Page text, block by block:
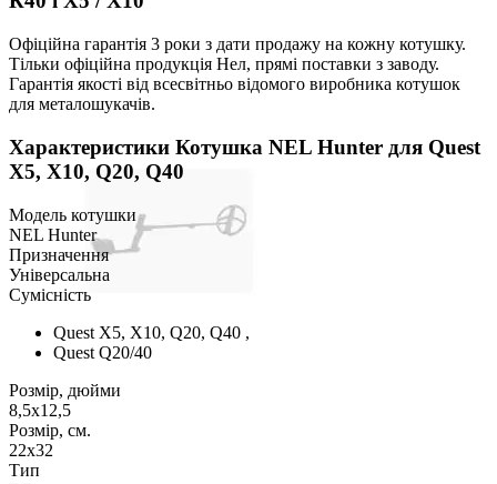
Офіційна гарантія 3 роки з дати продажу на кожну котушку.
Тільки офіційна продукція Нел, прямі поставки з заводу.
Гарантія якості від всесвітньо відомого виробника котушок
для металошукачів.
Характеристики Котушка NEL Hunter для Quest
Х5, Х10, Q20, Q40
Модель котушки
NEL Hunter
Призначення
Універсальна
Сумісність
Quest X5, X10, Q20, Q40 ,
Quest Q20/40
Розмір, дюйми
8,5x12,5
Розмір, см.
22x32
Тип